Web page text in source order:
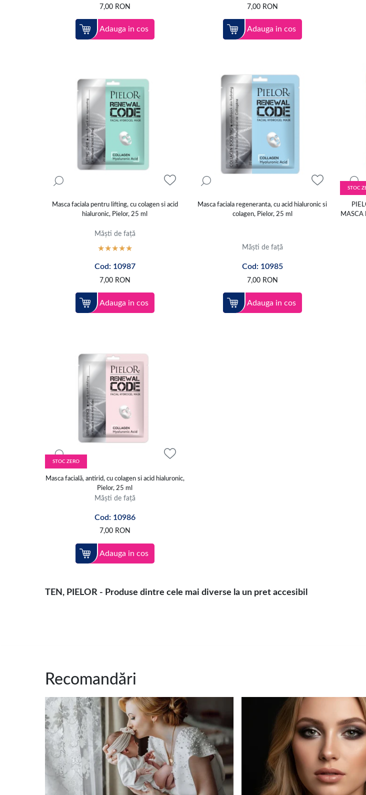
7,00 RON
Adauga in cos
7,00 RON
Adauga in cos
Masca faciala pentru lifting, cu colagen si acid
hialuronic, Pielor, 25 ml
Măști de față
Cod: 10987
7,00 RON
Adauga in cos
Masca faciala regeneranta, cu acid hialuronic si
colagen, Pielor, 25 ml
Măști de față
Cod: 10985
7,00 RON
Adauga in cos
STOC
MASCA
STOC ZERO
Masca facială, antirid, cu colagen si acid hialuronic,
Pielor, 25 ml
Măști de față
Cod: 10986
7,00 RON
Adauga in cos
TEN, PIELOR - Produse dintre cele mai diverse la un pret accesibil
Recomandări